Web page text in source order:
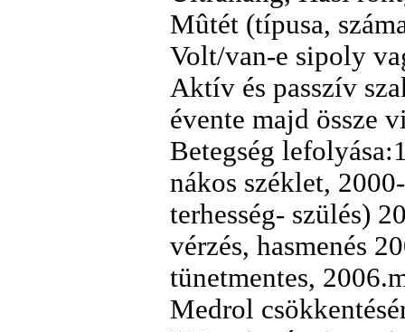
Mûtét (típusa,
Volt/van-e sipoly
Aktív és passzív
évente majd össze
Betegség
nákos széklet,
terhesség- szülés)
vérzés, hasmenés
tünetmentes,
Medrol